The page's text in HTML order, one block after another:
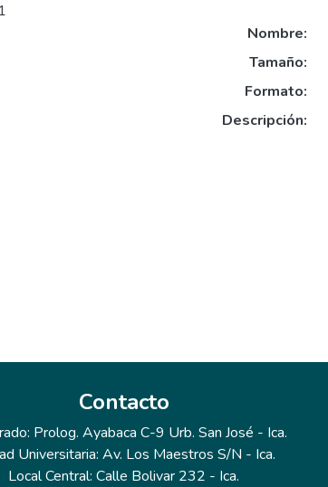
Nombre:
Tamaño:
Formato:
Descripción:
Contacto
Prolog. Ayabaca C-9 Urb. San José - Ica.
Universitaria: Av. Los Maestros S/N - Ica.
Local Central: Calle Bolivar 232 - Ica.